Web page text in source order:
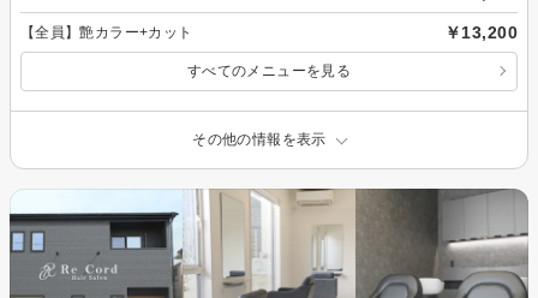
【全員】艶カラー+カット ￥13,200
すべてのメニューを見る
その他の情報を表示